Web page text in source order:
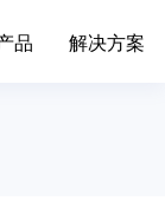
品 解决方案